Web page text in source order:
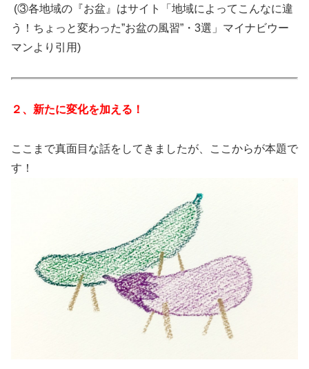
(③各地域の『お盆』はサイト「地域によってこんなに違
う！ちょっと変わった”お盆の風習”・3選」マイナビウー
マンより引用)
２、新たに変化を加える！
ここまで真面目な話をしてきましたが、ここからが本題で
す！